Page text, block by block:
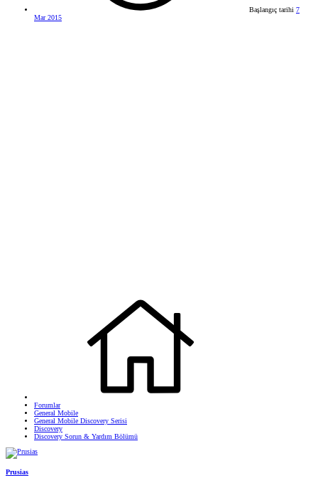
Başlangıç tarihi 7
Mar 2015
Forumlar
General Mobile
General Mobile Discovery Serisi
Discovery
Discovery Sorun & Yardım Bölümü
Prusias